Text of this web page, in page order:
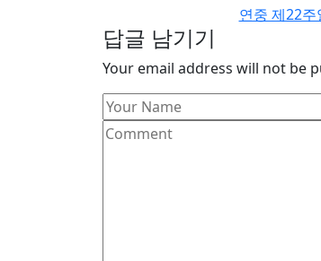
연중 제22주
답글 남기기
Your email address will not be